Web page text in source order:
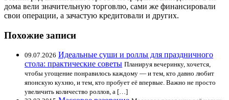
дома вели значительную торговлю, сами же финансировали
свои операции, а зачастую кредитовали и других.
Похожие записи
09.07.2026 Идеальные суши и роллы для праздничного
стола: практические советы Планируя вечеринку, хочется,
чтобы угощение понравилось каждому — и тем, кто давно любит
японскую кухню, и тем, кто пробует её впервые. Важно не просто
увеличить количество роллов, а […]